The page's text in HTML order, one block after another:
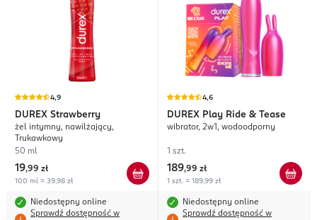
4,9
DUREX Strawberry
żel intymny, nawilżający,
Trukawkowy
50 ml
19,99 zł
100 ml = 39,98 zł
Niedostępny online
Sprawdź dostępność w
4,6
DUREX Play Ride & Tease
wibrator, 2w1, wodoodporny
1 szt.
189,99 zł
1 szt. = 189,99 zł
Niedostępny online
Sprawdź dostępność w